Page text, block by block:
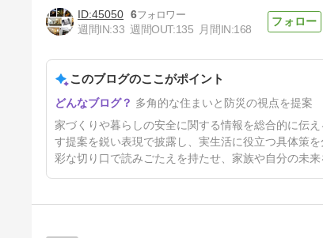
過酷な避難所生活
7日前
45050 6
週間IN:33 週間OUT:135 月間IN:168
このブログのここがポイント
多角的な住まいと防災の視点を提案
家づくりや暮らしの安全に関する情報を総合的に伝
す提案を鋭い表現で披露し、実生活に役立つ具体策
彩な切り口で読みごたえを持たせ、家族や自分の未